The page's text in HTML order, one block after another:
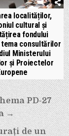
localităților,
cultural și
fondului
consultărilor
Ministerului
și Proiectelor
PD-27
→
de un